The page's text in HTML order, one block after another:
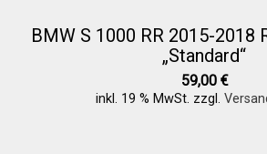
BMW S 1000 RR 2015-2018
„Standard“
59,00 €
inkl. 19 % MwSt. zzgl.